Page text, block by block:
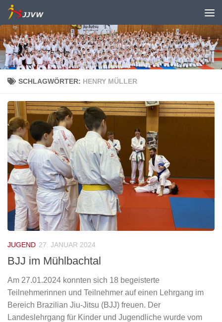
Zum Inhalt springen
SCHLAGWÖRTER: HENRY MÜLLER
JUGEND 27. JANUAR 2024
BJJ im Mühlbachtal
Am 27.01.2024 konnten sich 18 begeisterte
Teilnehmerinnen und Teilnehmer auf einen Lehrgang im
Bereich Brazilian Jiu-Jitsu (BJJ) freuen. Der
Landeslehrgang für Kinder und Jugendliche wurde vom